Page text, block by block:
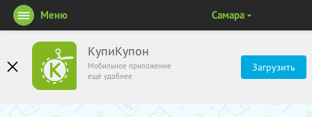
КупиКупон
Мобильное приложение
ещё удобнее
Загрузить
Меню Самара